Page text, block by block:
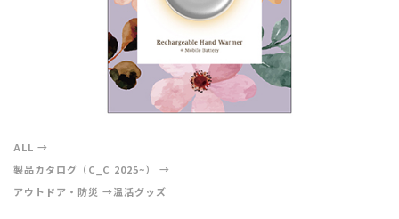
ALL
製品カタログ（C_C 2025~）
アウトドア・防災
温活グッズ